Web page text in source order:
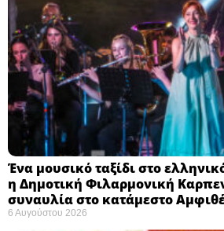
Ένα μουσικό ταξίδι στο
η Δημοτική Φιλαρμονική
συναυλία στο κατάμεστο
6 Αυγούστου 2026